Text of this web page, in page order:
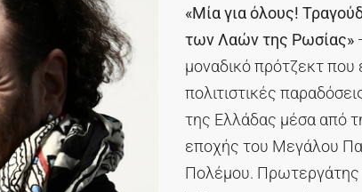
«Μία για όλους!
των Λαών της Ρωσίας»
μοναδικό πρότζεκτ που
πολιτιστικές
της Ελλάδας μέσα από
εποχής του Μεγάλου
Πολέμου. Πρωτεργάτης